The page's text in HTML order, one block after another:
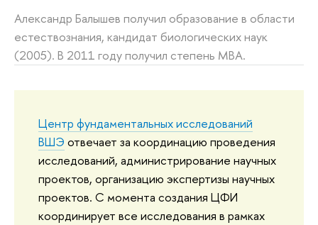
Александр Балышев получил образование в области
естествознания, кандидат биологических наук
(2005). В 2011 году получил степень MBA.
Центр фундаментальных исследований
ВШЭ отвечает за координацию проведения
исследований, администрирование научных
проектов, организацию экспертизы научных
проектов. С момента создания ЦФИ
координирует все исследования в рамках